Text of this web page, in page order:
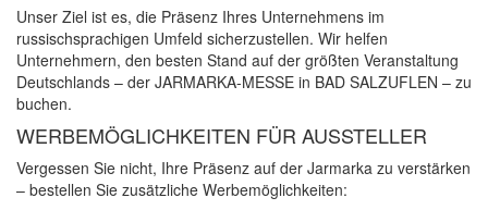
Unser Ziel ist es, die Präsenz Ihres Unternehmens im
russischsprachigen Umfeld sicherzustellen. Wir helfen
Unternehmern, den besten Stand auf der größten Veranstaltung
Deutschlands – der JARMARKA-MESSE in BAD SALZUFLEN – zu
buchen.
WERBEMÖGLICHKEITEN FÜR AUSSTELLER
Vergessen Sie nicht, Ihre Präsenz auf der Jarmarka zu verstärken
– bestellen Sie zusätzliche Werbemöglichkeiten: